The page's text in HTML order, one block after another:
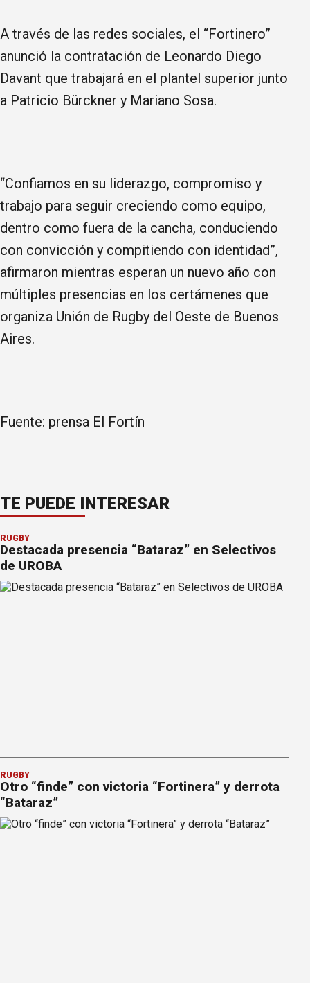
A través de las redes sociales, el “Fortinero”
anunció la contratación de Leonardo Diego
Davant que trabajará en el plantel superior junto
a Patricio Bürckner y Mariano Sosa.
“Confiamos en su liderazgo, compromiso y
trabajo para seguir creciendo como equipo,
dentro como fuera de la cancha, conduciendo
con convicción y compitiendo con identidad”,
afirmaron mientras esperan un nuevo año con
múltiples presencias en los certámenes que
organiza Unión de Rugby del Oeste de Buenos
Aires.
Fuente: prensa El Fortín
TE PUEDE INTERESAR
RUGBY
Destacada presencia “Bataraz” en Selectivos
de UROBA
RUGBY
Otro “finde” con victoria “Fortinera” y derrota
“Bataraz”